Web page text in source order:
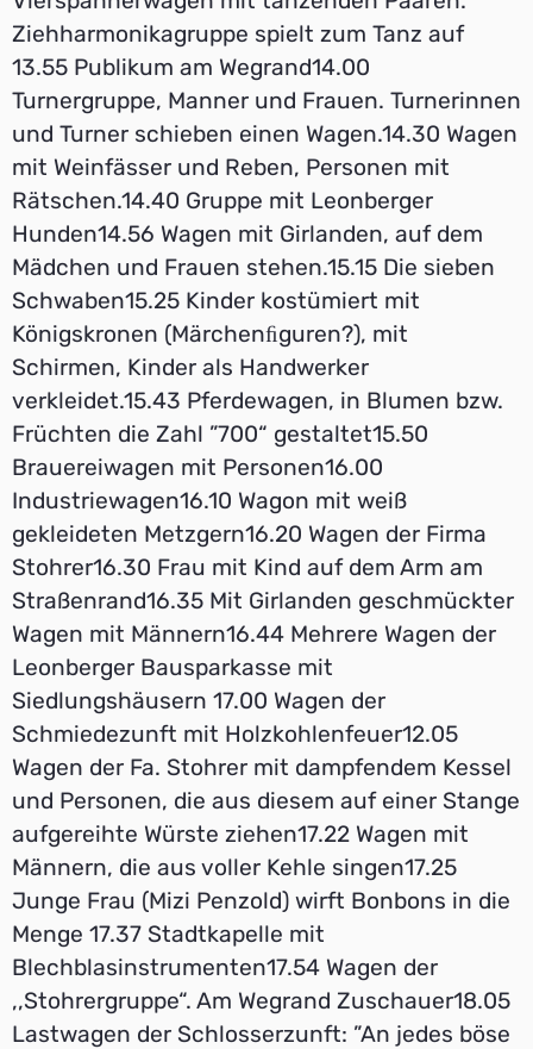
Ziehharmonikagruppe spielt zum Tanz auf
13.55 Publikum am Wegrand14.00
Turnergruppe, Manner und Frauen. Turnerinnen
und Turner schieben einen Wagen.14.30 Wagen
mit Weinfässer und Reben, Personen mit
Rätschen.14.40 Gruppe mit Leonberger
Hunden14.56 Wagen mit Girlanden, auf dem
Mädchen und Frauen stehen.15.15 Die sieben
Schwaben15.25 Kinder kostümiert mit
Königskronen (Märchenﬁguren?), mit
Schirmen, Kinder als Handwerker
verkleidet.15.43 Pferdewagen, in Blumen bzw.
Früchten die Zahl ”700“ gestaltet15.50
Brauereiwagen mit Personen16.00
Industriewagen16.10 Wagon mit weiß
gekleideten Metzgern16.20 Wagen der Firma
Stohrer16.30 Frau mit Kind auf dem Arm am
Straßenrand16.35 Mit Girlanden geschmückter
Wagen mit Männern16.44 Mehrere Wagen der
Leonberger Bausparkasse mit
Siedlungshäusern 17.00 Wagen der
Schmiedezunft mit Holzkohlenfeuer12.05
Wagen der Fa. Stohrer mit dampfendem Kessel
und Personen, die aus diesem auf einer Stange
aufgereihte Würste ziehen17.22 Wagen mit
Männern, die aus voller Kehle singen17.25
Junge Frau (Mizi Penzold) wirft Bonbons in die
Menge 17.37 Stadtkapelle mit
Blechblasinstrumenten17.54 Wagen der
,,Stohrergruppe“. Am Wegrand Zuschauer18.05
Lastwagen der Schlosserzunft: ”An jedes böse